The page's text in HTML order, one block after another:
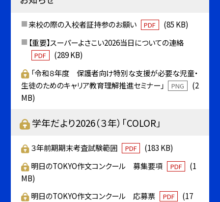
来校の際の入校者証持参のお願い PDF
(85 KB)
【重要】スーパーよさこい2026当日についての連絡
PDF
(289 KB)
「令和８年度 保護者向け特別な支援が必要な児童・
生徒のためのキャリア教育理解推進セミナー」
PNG
(2
MB)
学年だより2026（３年）「COLOR」
３年前期期末考査試験範囲 PDF
(183 KB)
明日のTOKYO作文コンクール 募集要項
PDF
(1
MB)
明日のTOKYO作文コンクール 応募票
PDF
(17